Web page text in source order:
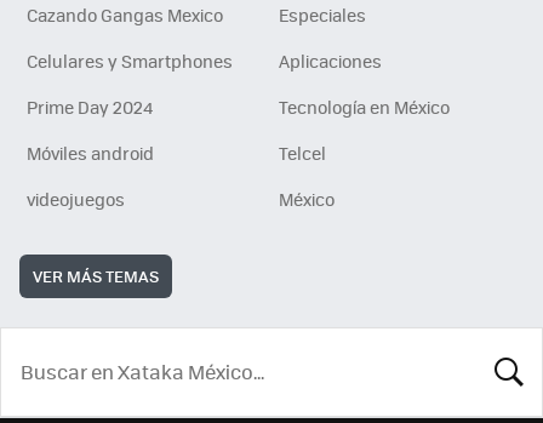
Cazando Gangas Mexico
Especiales
Celulares y Smartphones
Aplicaciones
Prime Day 2024
Tecnología en México
Móviles android
Telcel
videojuegos
México
VER MÁS TEMAS